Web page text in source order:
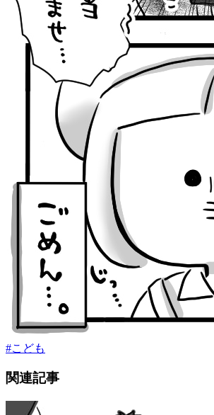
#こども
関連記事